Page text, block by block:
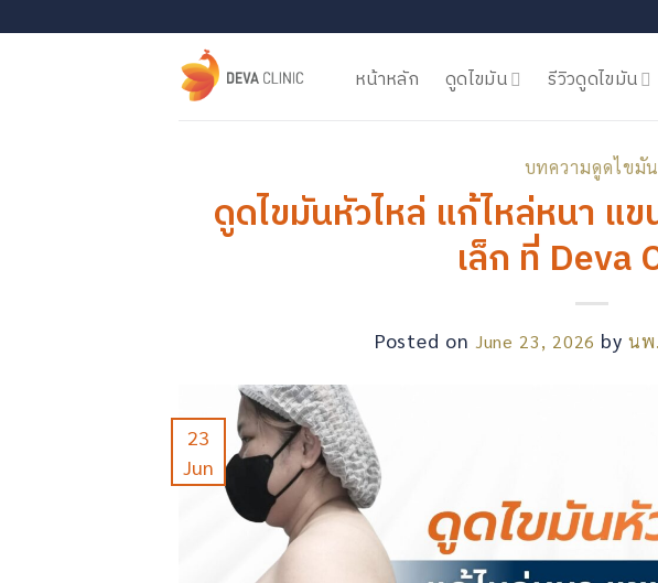
to
หน้าหลัก ดูดไขมัน รีวิวดูดไขมัน
บทความดูดไขมัน
ดูดไขมันหัวไหล่ แก้ไหล่หนา แ
เล็ก ที่ Deva
Posted on June 23, 2026 by นพ
23
Jun